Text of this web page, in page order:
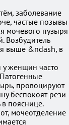
заболевание
частые позывы
мочевого пузыря
Возбудитель
выше &ndash, в
у женщин часто
провоцируют
беспокоят рези
в пояснице.
мочеотделение